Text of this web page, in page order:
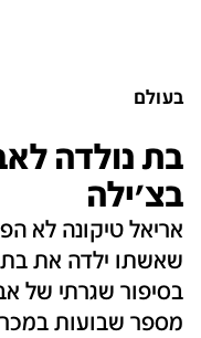
בעולם
בת נולדה
בצ'ילה
אריאל טיקונה לא
שאשתו ילדה את
בסיפור שגרתי של
מספר שבועות